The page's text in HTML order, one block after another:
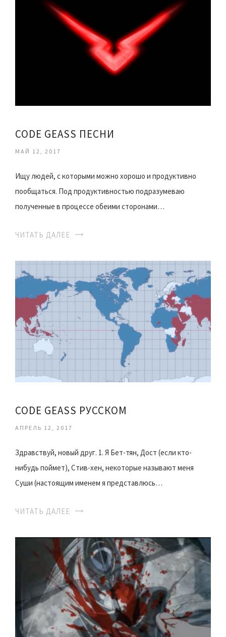
CODE GEASS ПЕСНИ
МАЙ 12, 2017
Ищу людей, с которыми можно хорошо и продуктивно
пообщаться. Под продуктивностью подразумеваю
полученные в процессе обеими сторонами…
ЧИТАТЬ ДАЛЕЕ
CODE GEASS РУССКОМ
АПРЕЛЬ 12, 2017
Здравствуй, новый друг. 1. Я Бет-тян, Дост (если кто-
нибудь поймет), Стив-хен, некоторые называют меня
Суши (настоящим именем я представлюсь…
ЧИТАТЬ ДАЛЕЕ